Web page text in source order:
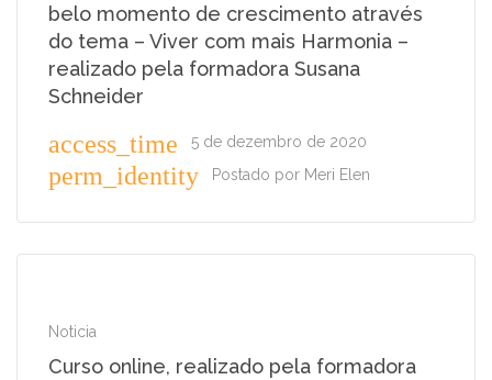
belo momento de crescimento através
do tema – Viver com mais Harmonia –
realizado pela formadora Susana
Schneider
access_time 5 de dezembro de 2020
perm_identity Postado por Meri Elen
Noticia
Curso online, realizado pela formadora